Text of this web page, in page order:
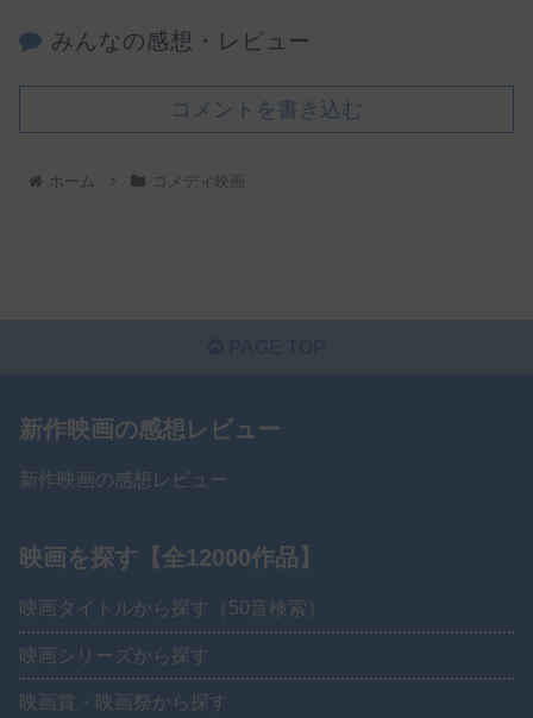
みんなの感想・レビュー
コメントを書き込む
ホーム コメディ映画
新作映画の感想レビュー
新作映画の感想レビュー
映画を探す【全12000作品】
映画タイトルから探す（50音検索）
映画シリーズから探す
映画賞・映画祭から探す